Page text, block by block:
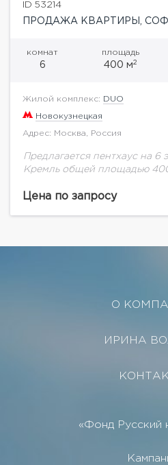
ID 53214
ПРОДАЖА КВАРТИРЫ,
комнат
6
площадь
400 м2
Жилой комплекс: DUO
Новокузнецкая
Адрес: Москва, Россия
Предлагается пентхаус на 6
Кремль общей площадью
реставрацию Кокоревского
Цена по запросу
О
ИРИНА
«Фонд Русский